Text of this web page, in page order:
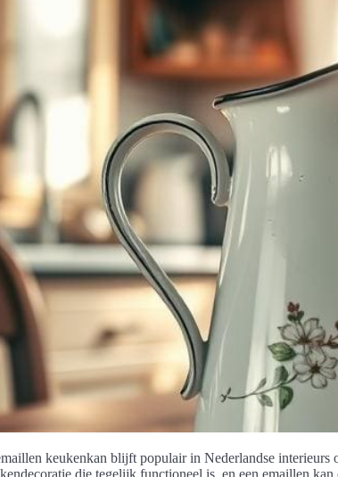
keukenkan blijft populair in Nederlandse interieurs